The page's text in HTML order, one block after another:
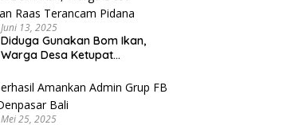
Juni 13, 2025
Diduga Gunakan Bom Ikan,
Warga Desa Ketupat
Pidana
Mei 25, 2025